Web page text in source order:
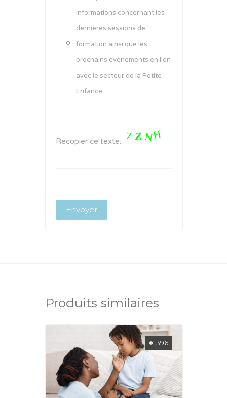
informations concernant les
dernières sessions de
formation ainsi que les
prochains événements en lien
avec le secteur de la Petite
Enfance.
Recopier ce texte:
Produits similaires
€ 396